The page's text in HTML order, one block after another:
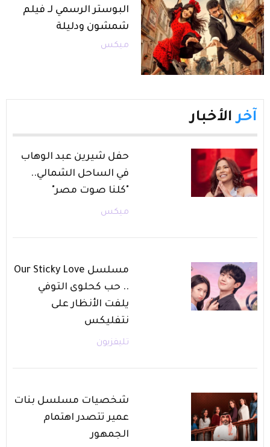
البوستر الرسمي لـ فيلم
شمشون ودليلة
ميكس
آخر الأخبار
حفل شيرين عبد الوهاب
في الساحل الشمالي..
"كلنا صوت مصر"
ميكس
مسلسل Our Sticky Love
.. حب كحلوى التوفي
يلفت الأنظار على
نتفليكس
تليفزيون
شخصيات مسلسل بنات
عمير تتصدر اهتمام
الجمهور